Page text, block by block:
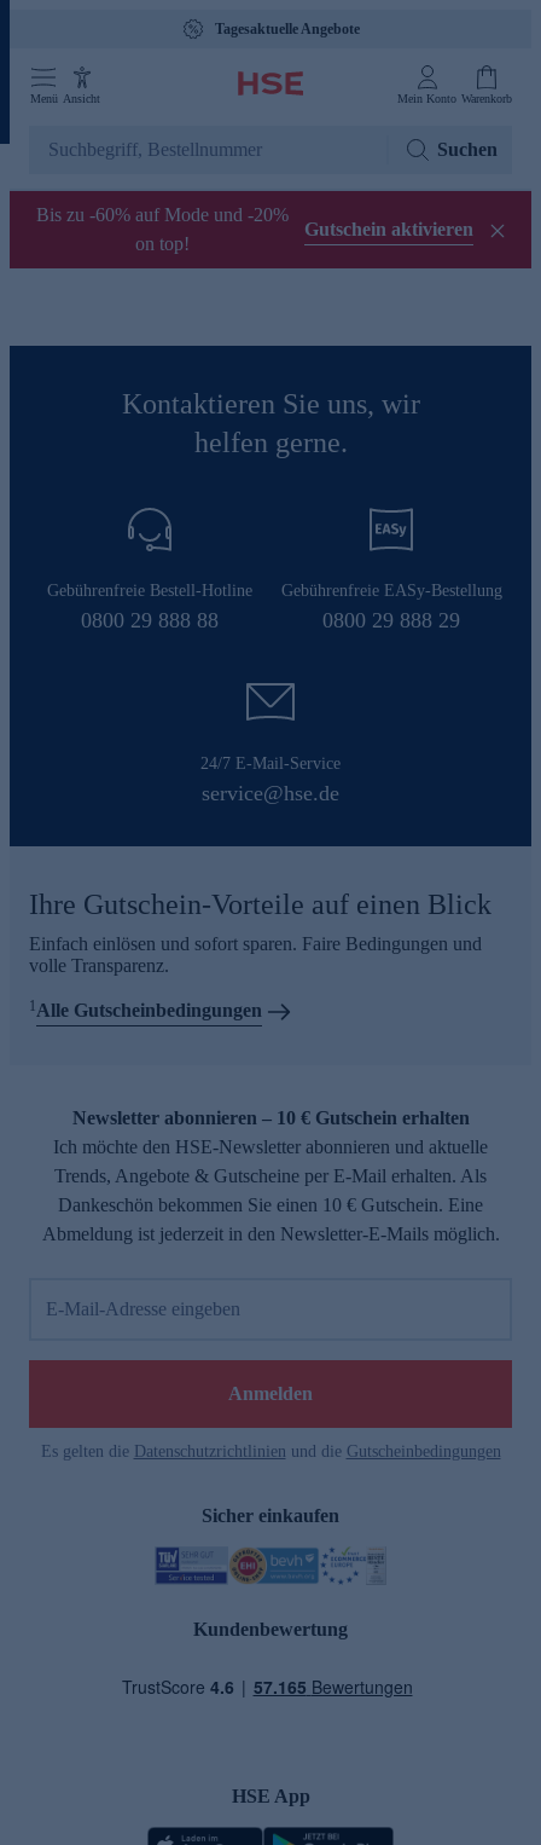
Tagesaktuelle Angebote
Menü Ansicht Mein Konto Warenkorb
Suchen
Bis zu -60% auf Mode und -20%
on top!
Gutschein aktivieren
Kontaktieren Sie uns, wir
helfen gerne.
Gebührenfreie Bestell-Hotline
0800 29 888 88
Gebührenfreie EASy-Bestellung
0800 29 888 29
24/7 E-Mail-Service
service@hse.de
Ihre Gutschein-Vorteile auf einen Blick
Einfach einlösen und sofort sparen. Faire Bedingungen und
volle Transparenz.
1Alle Gutscheinbedingungen
Newsletter abonnieren – 10 € Gutschein erhalten
Ich möchte den HSE-Newsletter abonnieren und aktuelle
Trends, Angebote & Gutscheine per E-Mail erhalten. Als
Dankeschön bekommen Sie einen 10 € Gutschein. Eine
Abmeldung ist jederzeit in den Newsletter-E-Mails möglich.
E-Mail-Adresse eingeben
Anmelden
Es gelten die Datenschutzrichtlinien und die Gutscheinbedingungen
Sicher einkaufen
Kundenbewertung
HSE App